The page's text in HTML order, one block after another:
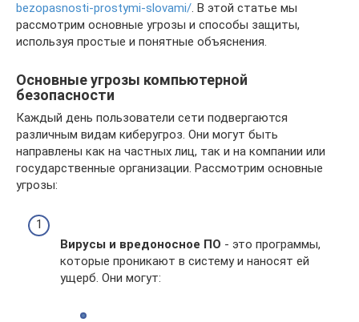
bezopasnosti-prostymi-slovami/. В этой статье мы
рассмотрим основные угрозы и способы защиты,
используя простые и понятные объяснения.
Основные угрозы компьютерной
безопасности
Каждый день пользователи сети подвергаются
различным видам киберугроз. Они могут быть
направлены как на частных лиц, так и на компании или
государственные организации. Рассмотрим основные
угрозы:
Вирусы и вредоносное ПО - это программы,
которые проникают в систему и наносят ей
ущерб. Они могут: